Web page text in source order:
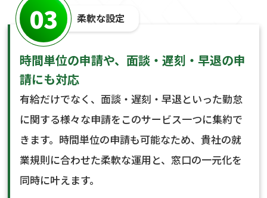
03 柔軟な設定
時間単位の申請や、面談・遅刻・早退の申
請にも対応
有給だけでなく、面談・遅刻・早退といった勤怠
に関する様々な申請をこのサービス一つに集約で
きます。時間単位の申請も可能なため、貴社の就
業規則に合わせた柔軟な運用と、窓口の一元化を
同時に叶えます。